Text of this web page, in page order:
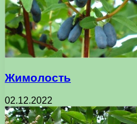
Жимолость
02.12.2022